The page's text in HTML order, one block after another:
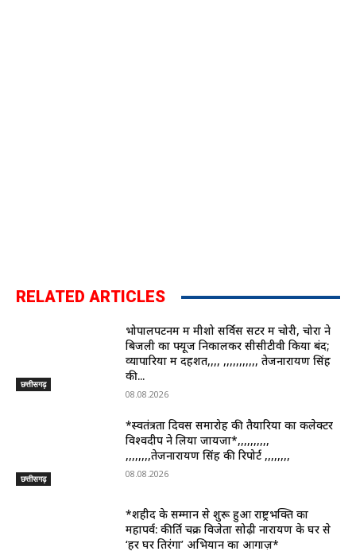
RELATED ARTICLES
छत्तीसगढ़
भोपालपटनम में मीशो सर्विस सेंटर में चोरी, चोरों ने
बिजली का फ्यूज निकालकर सीसीटीवी किया बंद;
व्यापारियों में दहशत,,,, ,,,,,,,,,,, तेजनारायण सिंह
की...
08.08.2026
छत्तीसगढ़
*स्वतंत्रता दिवस समारोह की तैयारियों का कलेक्टर
विश्वदीप ने लिया जायजा*,,,,,,,,,,
,,,,,,,,तेजनारायण सिंह की रिपोर्ट ,,,,,,,,
08.08.2026
*शहीद के सम्मान से शुरू हुआ राष्ट्रभक्ति का
महापर्व: कीर्ति चक्र विजेता सोढ़ी नारायण के घर से
‘हर घर तिरंगा’ अभियान का आगाज़*